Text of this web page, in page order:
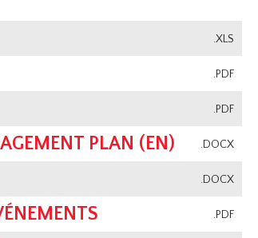
.XLS
.PDF
.PDF
.DOCX
PLAN (EN)
.DOCX
.PDF